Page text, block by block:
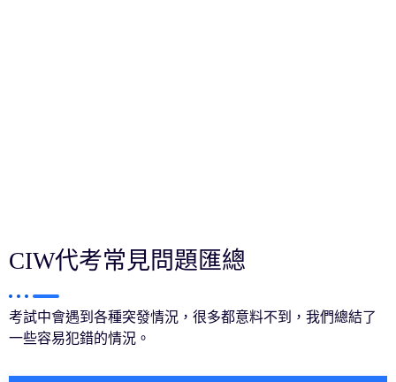
CIW代考常見問題匯總
考試中會遇到各種突發情況，很多都意料不到，我們總結了
一些容易犯錯的情況。